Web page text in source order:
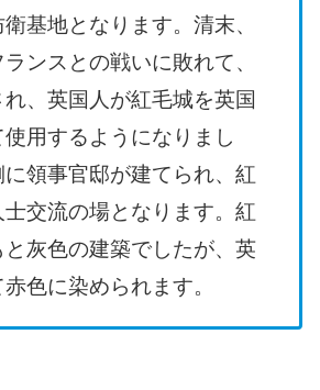
基地となります。清末、
ンスとの戦いに敗れて、
、英国人が紅毛城を英国
用するようになりまし
領事官邸が建てられ、紅
交流の場となります。紅
灰色の建築でしたが、英
色に染められます。